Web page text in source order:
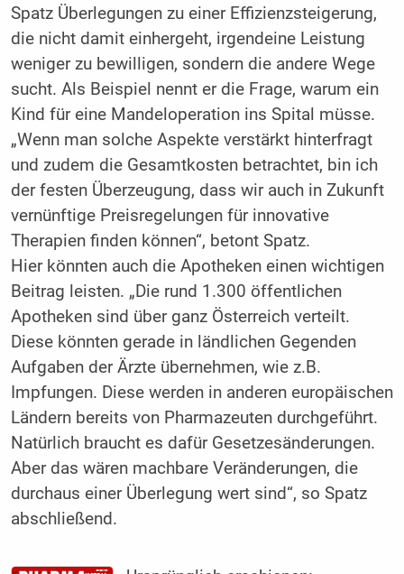
Spatz Überle­gungen zu einer Effizienzsteigerung,
die nicht damit einhergeht, irgendeine Leistung
weniger zu bewilligen, sondern die andere Wege
sucht. Als Beispiel nennt er die Frage, warum ein
Kind für eine Mandeloperation ins Spital müsse.
„Wenn man solche Aspekte verstärkt hinter­fragt
und zudem die Gesamtkosten betrach­tet, bin ich
der festen Überzeugung, dass wir auch in Zukunft
vernünftige Preisregelungen für innovative
Therapien finden können“, betont Spatz.
Hier könnten auch die Apotheken einen wichtigen
Beitrag leisten. „Die rund 1.300 öffentlichen
Apotheken sind über ganz Österreich verteilt.
Diese könnten gerade in ländlichen Gegenden
Aufgaben der Ärzte übernehmen, wie z.B.
Impfungen. Diese wer­den in anderen europäischen
Ländern bereits von Pharmazeuten durchgeführt.
Natürlich braucht es dafür Gesetzesänderungen.
Aber das wären machbare Veränderungen, die
durchaus einer Überlegung wert sind“, so Spatz
abschließend.